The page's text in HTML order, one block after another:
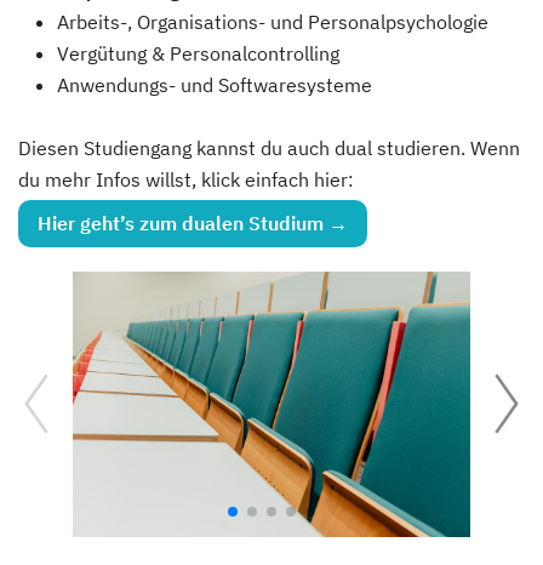
Arbeits-, Organisations- und Personalpsychologie
Vergütung & Personalcontrolling
Anwendungs- und Softwaresysteme
Diesen Studiengang kannst du auch dual studieren. Wenn
du mehr Infos willst, klick einfach hier:
Hier geht’s zum dualen Studium →